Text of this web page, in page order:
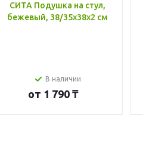
СИТА Подушка на стул,
бежевый, 38/35x38x2 см
В наличии
от 1 790 ₸